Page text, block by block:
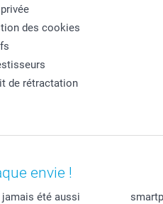
des cookies
de rétractation
envie !
jamais été aussi